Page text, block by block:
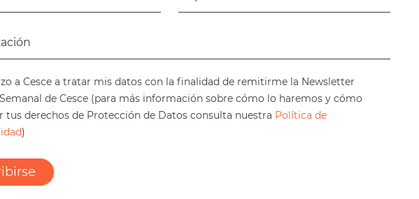
a Cesce a tratar mis datos con la finalidad de remitirme la Newsletter
de Cesce (para más información sobre cómo lo haremos y cómo
tus derechos de Protección de Datos consulta nuestra Política de
)